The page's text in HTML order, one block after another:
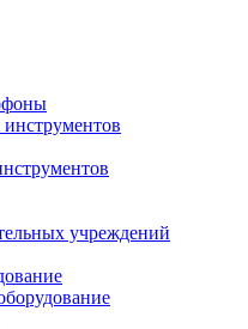
учреждений